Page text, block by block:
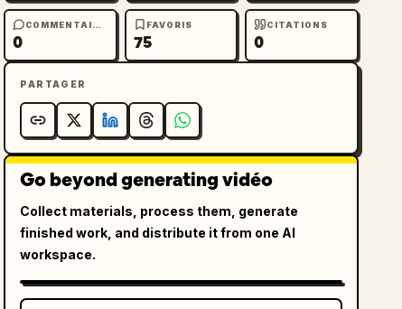
COMMENTAIRES
0
FAVORIS
75
CITATIONS
0
PARTAGER
Go beyond generating vidéo
Collect materials, process them, generate
finished work, and distribute it from one AI
workspace.